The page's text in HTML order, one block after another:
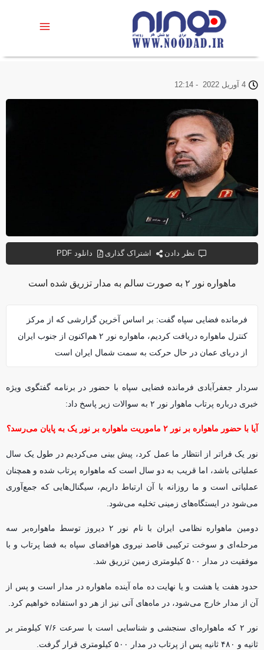
ماهواره نور ۲ به صورت سالم به مدار تزریق شده است
فرمانده فضایی سپاه گفت: بر اساس آخرین گزارشی که از مرکز
کنترل ماهواره دریافت کردیم، ماهواره نور ۲ هم‌اکنون از جنوب ایران
از دریای عمان در حال حرکت به سمت شمال ایران است
سردار جعفرآبادی فرمانده فضایی سپاه با حضور در برنامه گفتگوی ویژه
خبری درباره پرتاب ماهوار نور ۲ به سوالات زیر پاسخ داد:
آیا با حضور ماهواره بر نور ۲ ماموریت ماهواره بر نور یک به پایان می‌رسد؟
نور یک فراتر از انتظار ما عمل کرد، پیش بینی می‌کردیم در طول یک سال
عملیاتی باشد، اما قریب به دو سال است که ماهواره پرتاب شده و همچنان
عملیاتی است و ما روزانه با آن ارتباط داریم، سیگنال‌هایی که جمع‌آوری
می‌شود در ایستگاه‌های زمینی تخلیه می‌شود.
4 آوریل 2022 -
12:14
نظر دادن اشتراک گذاری دانلود PDF
دومین ماهواره نظامی ایران با نام نور ۲ دیروز توسط ماهواره‌بر سه
مرحله‌ای و سوخت ترکیبی قاصد نیروی هوافضای سپاه به فضا پرتاب و با
موفقیت در مدار ۵۰۰ کیلومتری زمین تزریق شد.
حدود هفت یا هشت و یا نهایت ده ماه آینده ماهواره در مدار است و پس از
آن از مدار خارج می‌شود، در ماه‌های آتی نیز از هر دو استفاده خواهیم کرد.
نور ۲ که ماهواره‌ای سنجشی و شناسایی است با سرعت ۷/۶ کیلومتر بر
ثانیه و ۴۸۰ ثانیه پس از پرتاب در مدار ۵۰۰ کیلومتری قرار گرفت.